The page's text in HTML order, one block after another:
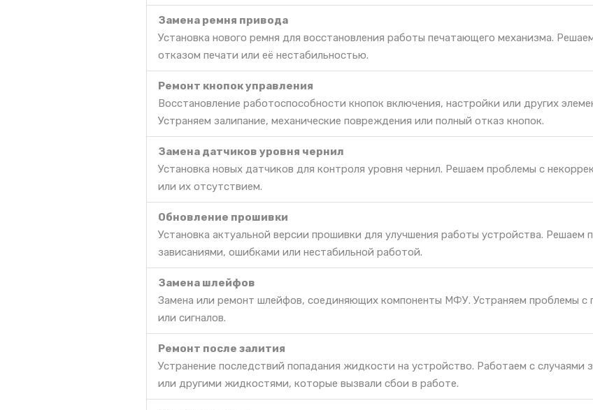
Замена ремня привода
Установка нового ремня для восстановления работы печатающего механизма.
отказом печати или её нестабильностью.
Ремонт кнопок управления
Восстановление работоспособности кнопок включения, настройки или других
Устраняем залипание, механические повреждения или полный отказ кнопок.
Замена датчиков уровня чернил
Установка новых датчиков для контроля уровня чернил. Решаем проблемы с
или их отсутствием.
Обновление прошивки
Установка актуальной версии прошивки для улучшения работы устройства. Решаем
зависаниями, ошибками или нестабильной работой.
Замена шлейфов
Замена или ремонт шлейфов, соединяющих компоненты МФУ. Устраняем проблемы с
или сигналов.
Ремонт после залития
Устранение последствий попадания жидкости на устройство. Работаем с случаями
или другими жидкостями, которые вызвали сбои в работе.